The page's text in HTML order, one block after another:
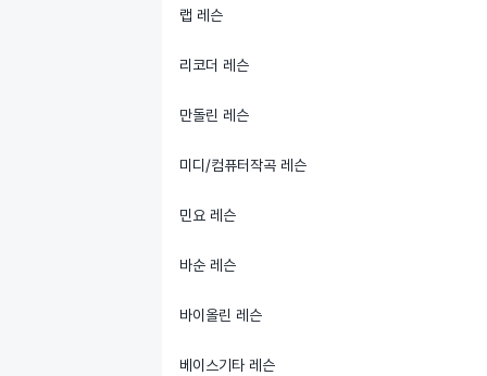
랩 레슨
리코더 레슨
만돌린 레슨
미디/컴퓨터작곡 레슨
민요 레슨
바순 레슨
바이올린 레슨
베이스기타 레슨